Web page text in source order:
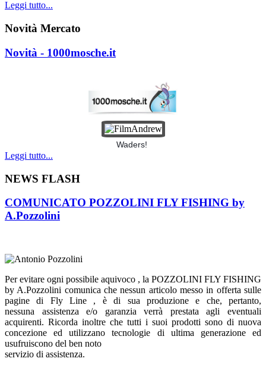
Leggi tutto...
Novità Mercato
Novità - 1000mosche.it
Waders!
Leggi tutto...
NEWS FLASH
COMUNICATO POZZOLINI FLY FISHING by
A.Pozzolini
Per evitare ogni possibile aquivoco , la POZZOLINI FLY FISHING
by A.Pozzolini comunica che nessun articolo messo in offerta sulle
pagine di Fly Line , è di sua produzione e che, pertanto,
nessuna assistenza e/o garanzia verrà prestata agli eventuali
acquirenti. Ricorda inoltre che tutti i suoi prodotti sono di nuova
concezione ed utilizzano tecnologie di ultima generazione ed
usufruiscono del ben noto
servizio di assistenza.